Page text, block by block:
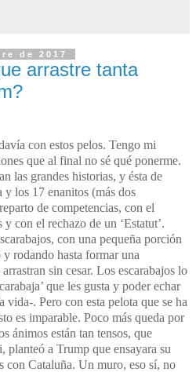
de 2017
arrastre tanta
con estos pelos. Tengo mi
que al final no sé qué ponerme.
las grandes historias, y ésta de
y los 17 enanitos (más dos
de competencias, con el
con el rechazo de un ‘Estatut’.
con una pequeña porción
rodando hasta formar una
sin cesar. Los escarabajos lo
que les gusta y poder echar
. Pero con esta pelota que se ha
es imparable. Poco más queda por
ánimos están tan tensos, que
a Trump que ensayara su
con Cataluña. Un muro, eso sí, no